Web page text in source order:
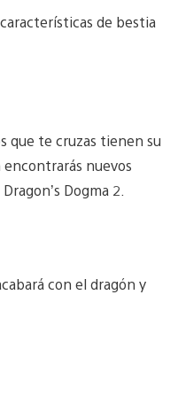
de bestia
que te cruzas tienen su
nuevos
Dogma 2.
con el dragón y